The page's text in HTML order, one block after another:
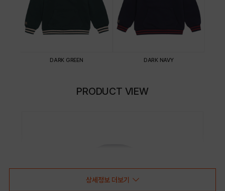
DARK GREEN DARK NAVY
PRODUCT VIEW
상세정보 더보기